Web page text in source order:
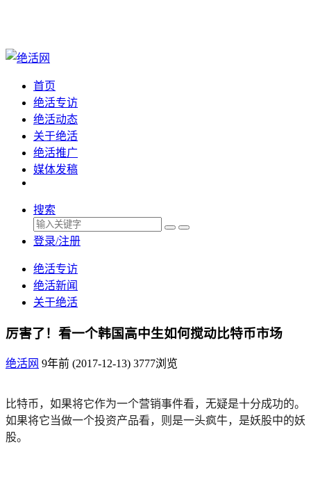
首页
绝活专访
绝活动态
关于绝活
绝活推广
媒体发稿
搜索
登录/注册
绝活专访
绝活新闻
关于绝活
厉害了！看一个韩国高中生如何搅动比特币市场
绝活网 9年前 (2017-12-13) 3777浏览
比特币，如果将它作为一个营销事件看，无疑是十分成功的。
如果将它当做一个投资产品看，则是一头疯牛，是妖股中的妖
股。